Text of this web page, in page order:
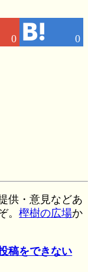
0 0
供・意見などあ
。樫樹の広場か
稿をできない